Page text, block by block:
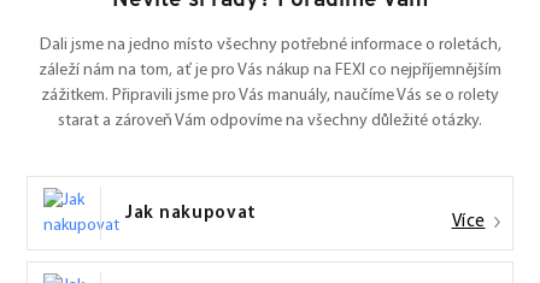
Dali jsme na jedno místo všechny potřebné informace o roletách,
záleží nám na tom, ať je pro Vás nákup na FEXI co nejpříjemnějším
zážitkem. Připravili jsme pro Vás manuály, naučíme Vás se o rolety
starat a zároveň Vám odpovíme na všechny důležité otázky.
Jak nakupovat Více